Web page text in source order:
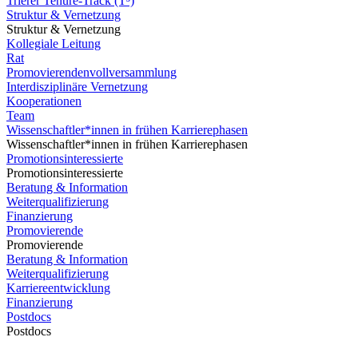
Struktur & Vernetzung
Struktur & Vernetzung
Kollegiale Leitung
Rat
Promovierendenvollversammlung
Interdisziplinäre Vernetzung
Kooperationen
Team
Wissenschaftler*innen in frühen Karrierephasen
Wissenschaftler*innen in frühen Karrierephasen
Promotionsinteressierte
Promotionsinteressierte
Beratung & Information
Weiterqualifizierung
Finanzierung
Promovierende
Promovierende
Beratung & Information
Weiterqualifizierung
Karriereentwicklung
Finanzierung
Postdocs
Postdocs